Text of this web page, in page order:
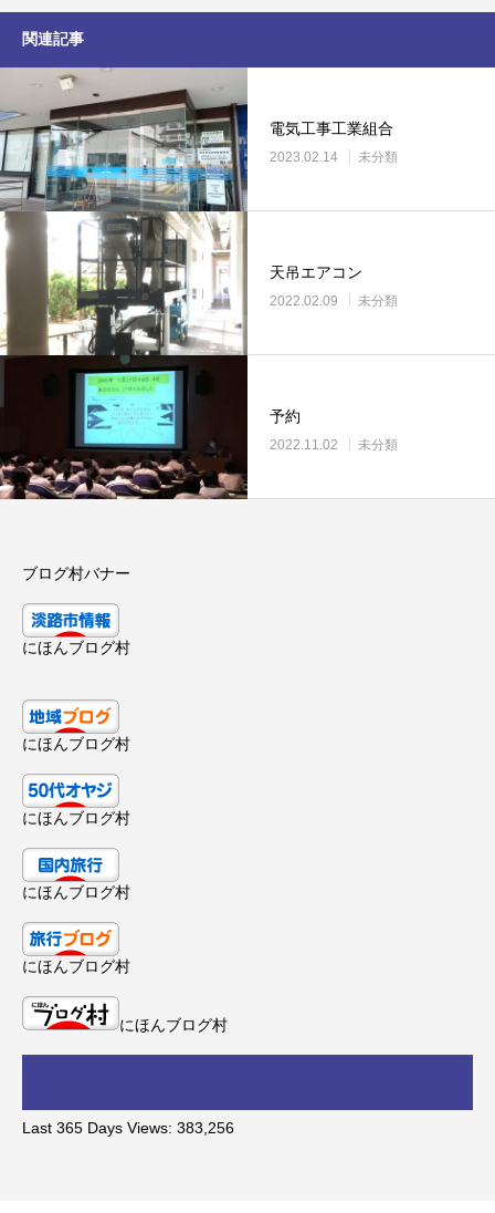
関連記事
電気工事工業組合
2023.02.14 未分類
天吊エアコン
2022.02.09 未分類
予約
2022.11.02 未分類
ブログ村バナー
にほんブログ村
にほんブログ村
にほんブログ村
にほんブログ村
にほんブログ村
にほんブログ村
Last 365 Days Views: 383,256